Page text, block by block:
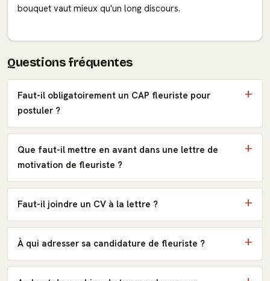
bouquet vaut mieux qu'un long discours.
Questions fréquentes
Faut-il obligatoirement un CAP fleuriste pour
postuler ?
Que faut-il mettre en avant dans une lettre de
motivation de fleuriste ?
Faut-il joindre un CV à la lettre ?
À qui adresser sa candidature de fleuriste ?